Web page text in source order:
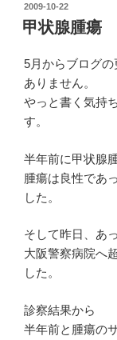
投
稿
日:
2009-10-22
甲状腺腫瘍
5月からブログ
ありません。
やっと書く気持
す。
半年前に甲状腺
腫瘍は良性であ
した。
そして昨日、あ
大阪警察病院へ
した。
診察結果から
半年前と腫瘍の